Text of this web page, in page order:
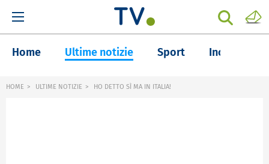
Home Ultime notizie Sport Inchieste
HOME ULTIME NOTIZIE HO DETTO SÌ MA IN ITALIA!